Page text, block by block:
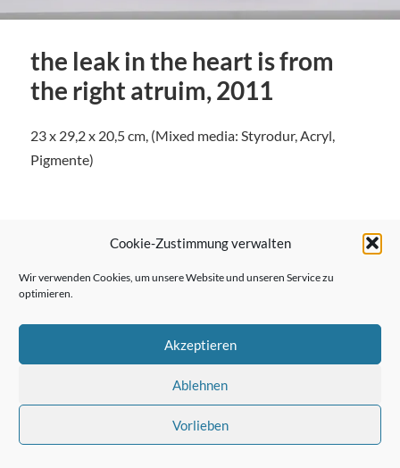
Cookie-Zustimmung verwalten
Wir verwenden Cookies, um unsere Website und unseren Service zu
optimieren.
Akzeptieren
Ablehnen
Vorlieben
the leak in the heart is from
the right atruim, 2011
23 x 29,2 x 20,5 cm, (Mixed media: Styrodur, Acryl,
Pigmente)
Nächster Beitrag →